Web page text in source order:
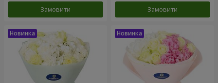
Замовити Замовити